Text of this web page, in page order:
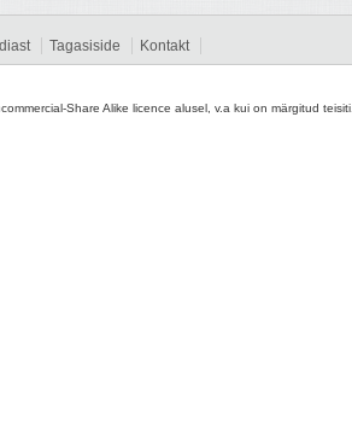
Tagasiside Kontakt
Share Alike licence alusel, v.a kui on märgitud teisiti.